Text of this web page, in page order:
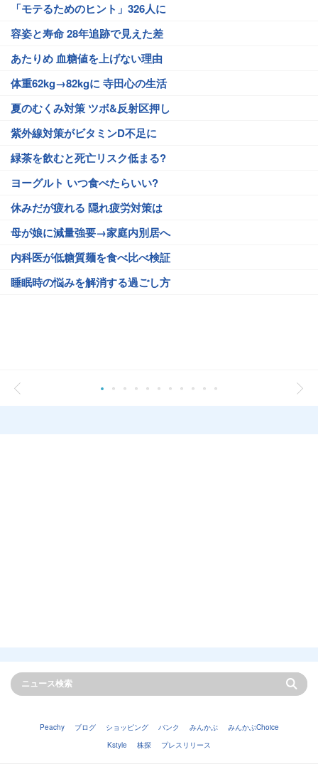
「モテるためのヒント」326人に
容姿と寿命 28年追跡で見えた差
あたりめ 血糖値を上げない理由
体重62kg→82kgに 寺田心の生活
夏のむくみ対策 ツボ&反射区押し
紫外線対策がビタミンD不足に
緑茶を飲むと死亡リスク低まる?
ヨーグルト いつ食べたらいい?
休みだが疲れる 隠れ疲労対策は
母が娘に減量強要→家庭内別居へ
内科医が低糖質麺を食べ比べ検証
睡眠時の悩みを解消する過ごし方
Peachy ブログ ショッピング バンク みんかぶ
みんかぶChoice
Kstyle
株探 プレスリリース